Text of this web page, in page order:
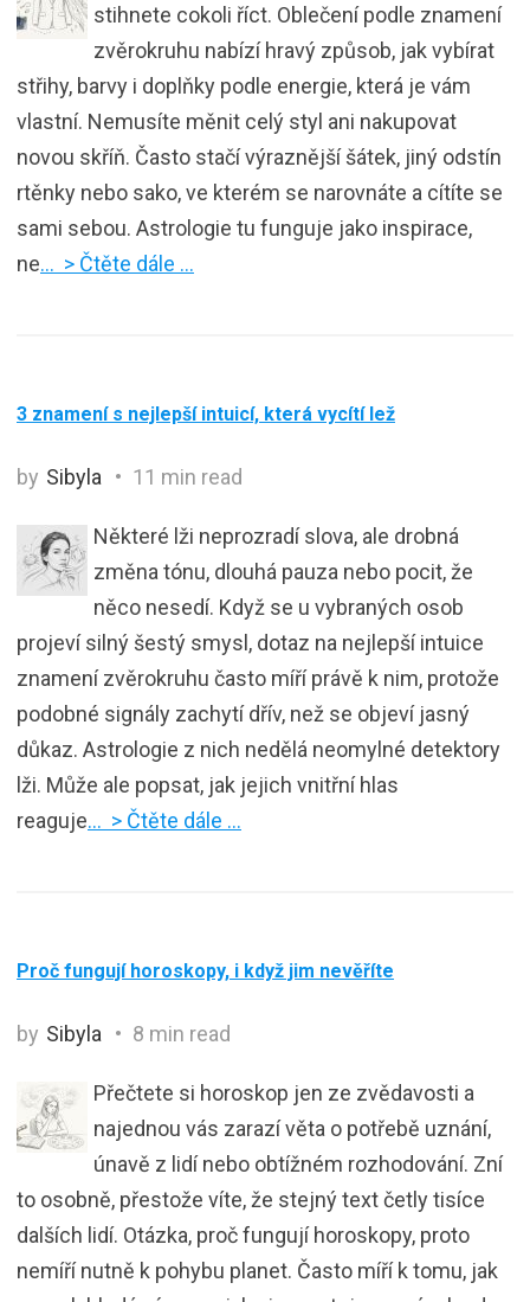
stihnete cokoli říct. Oblečení podle znamení
zvěrokruhu nabízí hravý způsob, jak vybírat
střihy, barvy i doplňky podle energie, která je vám
vlastní. Nemusíte měnit celý styl ani nakupovat
novou skříň. Často stačí výraznější šátek, jiný odstín
rtěnky nebo sako, ve kterém se narovnáte a cítíte se
sami sebou. Astrologie tu funguje jako inspirace,
ne… > Čtěte dále …
3 znamení s nejlepší intuicí, která vycítí lež
by Sibyla 11 min read
Některé lži neprozradí slova, ale drobná
změna tónu, dlouhá pauza nebo pocit, že
něco nesedí. Když se u vybraných osob
projeví silný šestý smysl, dotaz na nejlepší intuice
znamení zvěrokruhu často míří právě k nim, protože
podobné signály zachytí dřív, než se objeví jasný
důkaz. Astrologie z nich nedělá neomylné detektory
lži. Může ale popsat, jak jejich vnitřní hlas
reaguje… > Čtěte dále …
Proč fungují horoskopy, i když jim nevěříte
by Sibyla 8 min read
Přečtete si horoskop jen ze zvědavosti a
najednou vás zarazí věta o potřebě uznání,
únavě z lidí nebo obtížném rozhodování. Zní
to osobně, přestože víte, že stejný text četly tisíce
dalších lidí. Otázka, proč fungují horoskopy, proto
nemíří nutně k pohybu planet. Často míří k tomu, jak